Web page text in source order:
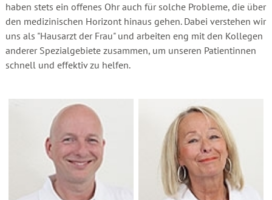
haben stets ein offenes Ohr auch für solche Probleme, die über
den medizinischen Horizont hinaus gehen. Dabei verstehen wir
uns als "Hausarzt der Frau" und arbeiten eng mit den Kollegen
anderer Spezialgebiete zusammen, um unseren Patientinnen
schnell und effektiv zu helfen.